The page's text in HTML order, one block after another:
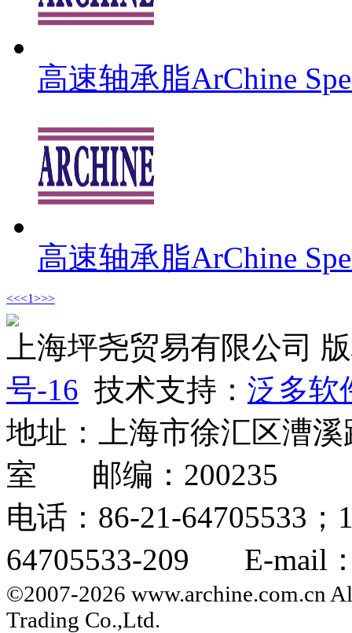
高速轴承脂ArChine
高速轴承脂ArChine
<<<1>>>
上海坪尧贸易有限公司
号-16 技术支持： 泛多软
地址：上海市徐汇区漕
室 邮编：200235
电话：86-21-64705533
64705533-209 E-mail：
©2007-2026 www.archine.com.cn
Trading Co.,Ltd.